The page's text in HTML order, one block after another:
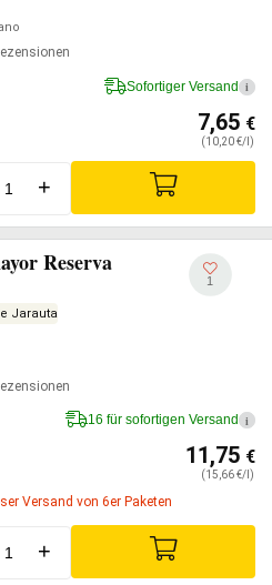
Sofortiger Versand i
7,65 €
(10,20 €/l)
+
Reserva
Jarauta
1
16 für sofortigen Versand i
11,75 €
(15,66 €/l)
Versand von 6er Paketen
+